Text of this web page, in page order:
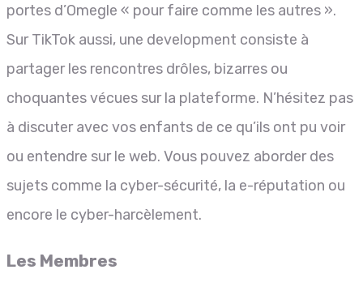
portes d’Omegle « pour faire comme les autres ».
Sur TikTok aussi, une development consiste à
partager les rencontres drôles, bizarres ou
choquantes vécues sur la plateforme. N’hésitez pas
à discuter avec vos enfants de ce qu’ils ont pu voir
ou entendre sur le web. Vous pouvez aborder des
sujets comme la cyber-sécurité, la e-réputation ou
encore le cyber-harcèlement.
Les Membres